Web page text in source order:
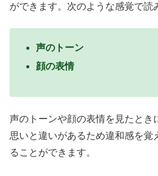
ができます。次のような感覚で読
声のトーン
顔の表情
声のトーンや顔の表情を見たとき
思いと違いがあるため違和感を覚
ることができます。